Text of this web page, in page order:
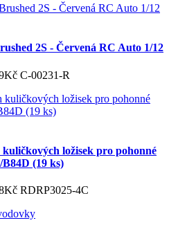
2S - Červená RC Auto 1/12
C-00231-R
ložisek pro pohonné
(19 ks)
RDRP3025-4C